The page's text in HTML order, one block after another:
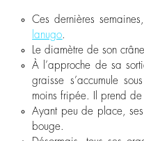
Ces dernières
lanugo.
Le diamètre de son
À l’approche de sa
graisse s’accumule
moins fripée. Il prend
Ayant peu de place, ses
bouge.